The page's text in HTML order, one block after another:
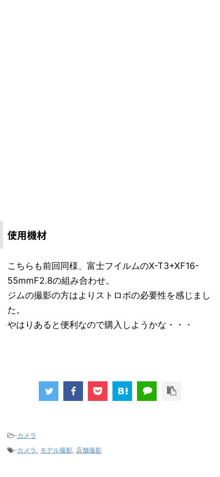
使用機材
こちらも前回同様、富士フイルムのX-T3+XF16-
55mmF2.8の組み合わせ。
ジムの撮影の方はよりストロボの必要性を感じまし
た。
やはりあると便利なので購入しようかな・・・
-カメラ
-カメラ, モデル撮影, 店舗撮影